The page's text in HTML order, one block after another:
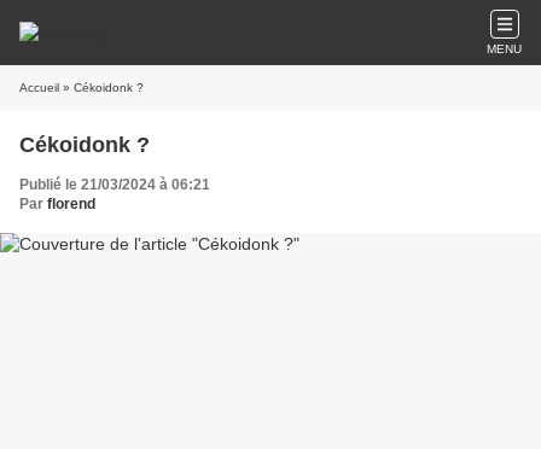
MENU
Accueil » Cékoidonk ?
Cékoidonk ?
Publié le 21/03/2024 à 06:21
Par florend